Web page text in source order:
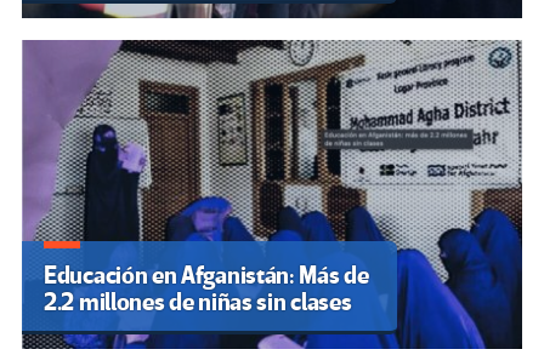
Educación en Afganistán: Más de
2.2 millones de niñas sin clases